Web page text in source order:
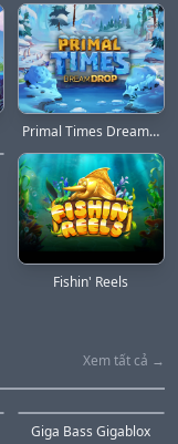
Primal Times Dream Drop
Fishin' Reels
Xem tất cả →
Giga Bass Gigablox